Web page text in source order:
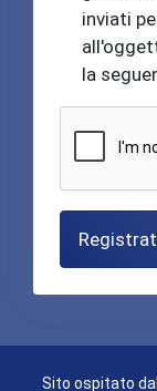
inviati
la
Sito ospitato